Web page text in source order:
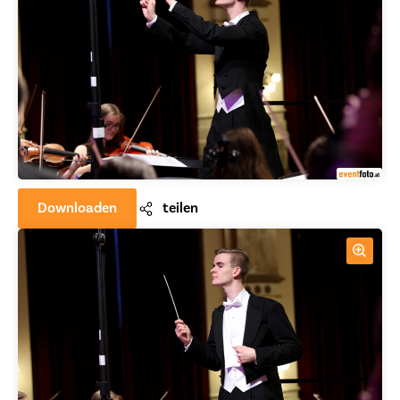
Downloaden teilen